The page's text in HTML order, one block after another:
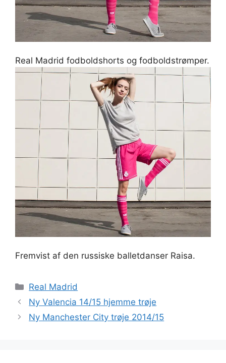
Real Madrid fodboldshorts og fodboldstrømper.
Fremvist af den russiske balletdanser Raisa.
Kategorier
Real Madrid
Ny Valencia 14/15 hjemme trøje
Ny Manchester City trøje 2014/15